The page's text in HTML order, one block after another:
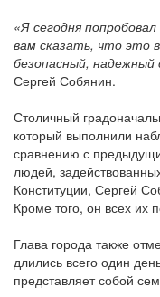
«Я сегодня
вам сказать, что это
безопасный, надежный
Сергей Собянин.
Столичный
который выполнили
сравнению с
людей,
Конституции, Сергей
Кроме того, он всех их
Глава города также
длились всего один
представляет собой